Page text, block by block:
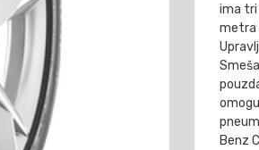
ima tri
metra
Benz